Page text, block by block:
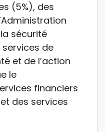
(5%), des
sécurité
de
et de l’action
le
financiers
des services